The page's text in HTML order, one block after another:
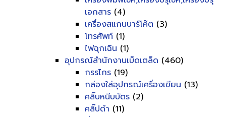
เอกสาร (4)
เครื่องสแกนบาร์โค๊ต (3)
โทรศัพท์ (1)
ไฟฉุกเฉิน (1)
อุปกรณ์สำนักงานเบ็ดเตล็ด (460)
กรรไกร (19)
กล่องใส่อุปกรณ์เครื่องเขียน (13)
คลิ๊บหนีบบัตร (2)
คลิ๊ปดำ (11)